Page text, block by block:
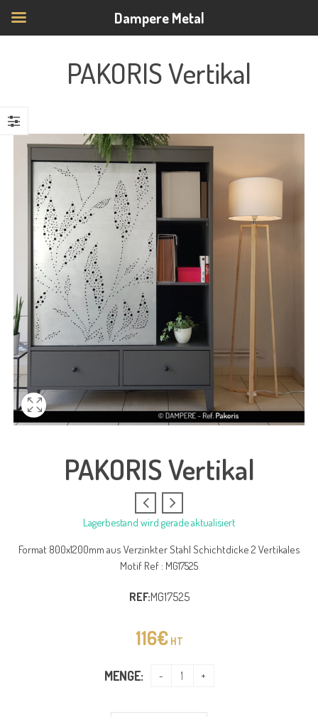
PAKORIS Vertikal
PAKORIS Vertikal
Lagerbestand wird gerade aktualisiert
Format 800x1200mm aus Verzinkter Stahl Schichtdicke 2 Vertikales
Motif Ref : MG17525
REF:MG17525
116€ HT
MENGE:
Dampere Metal